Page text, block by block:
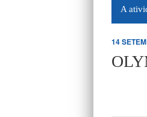
A
14